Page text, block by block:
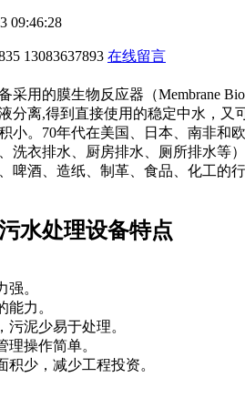
09:46:28
13083637893 在线留言
用的膜生物反应器（Membrane
分离,得到直接使用的稳定中水，
小。70年代在美国、日本、南非和
洗衣排水、厨房排水、厕所排水等
啤酒、造纸、制革、食品、化工的
处理设备特点
强。
能力。
污泥少易于处理。
理操作简单。
少，减少工程投资。